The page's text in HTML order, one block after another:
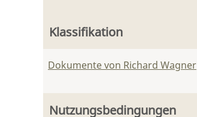
Klassifikation
Dokumente von Richard Wagner
Nutzungsbedingungen